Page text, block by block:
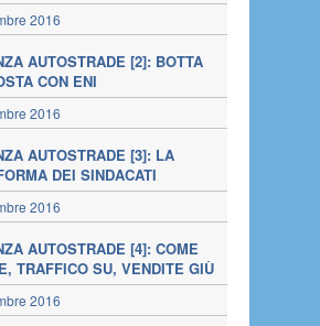
2016
AUTOSTRADE [2]: BOTTA
CON ENI
2016
AUTOSTRADE [3]: LA
DEI SINDACATI
2016
AUTOSTRADE [4]: COME
TRAFFICO SU, VENDITE GIÙ
2016